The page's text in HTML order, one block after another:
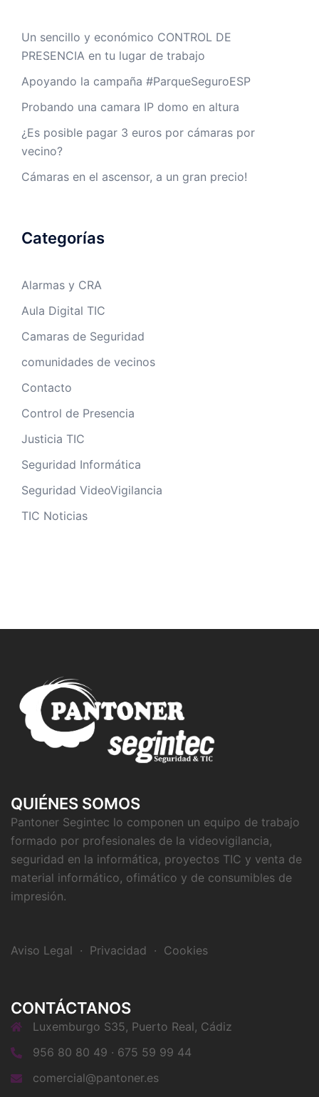
Un sencillo y económico CONTROL DE
PRESENCIA en tu lugar de trabajo
Apoyando la campaña #ParqueSeguroESP
Probando una camara IP domo en altura
¿Es posible pagar 3 euros por cámaras por
vecino?
Cámaras en el ascensor, a un gran precio!
Categorías
Alarmas y CRA
Aula Digital TIC
Camaras de Seguridad
comunidades de vecinos
Contacto
Control de Presencia
Justicia TIC
Seguridad Informática
Seguridad VideoVigilancia
TIC Noticias
QUIÉNES SOMOS
Pantoner Segintec lo componen un equipo de trabajo
formado por profesionales de la videovigilancia,
seguridad en la informática, proyectos TIC y venta de
material informático, ofimático y de consumibles de
impresión.
Aviso Legal · Privacidad · Cookies
CONTÁCTANOS
Luxemburgo S35, Puerto Real, Cádiz
956 80 80 49 · 675 59 99 44
comercial@pantoner.es